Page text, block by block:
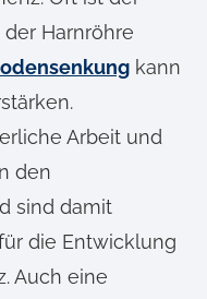
Harnröhre
kann
Arbeit und
den
sind damit
die Entwicklung
Auch eine